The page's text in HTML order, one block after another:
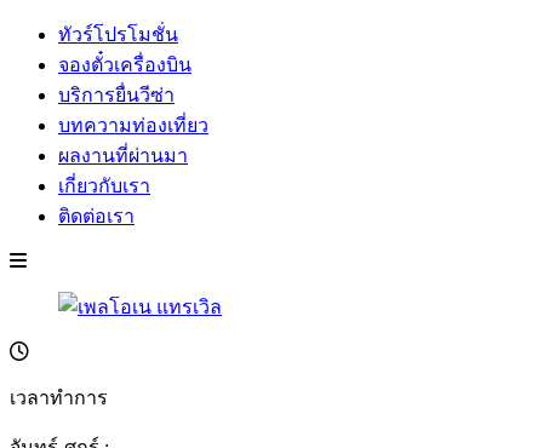
ทัวร์โปรโมชั่น
จองตั๋วเครื่องบิน
บริการยื่นวีซ่า
บทความท่องเที่ยว
ผลงานที่ผ่านมา
เกี่ยวกับเรา
ติดต่อเรา
เวลาทำการ